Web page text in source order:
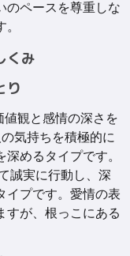
のペースを尊重しな
くみ
り
観と感情の深さを
気持ちを積極的に
めるタイプです。
誠実に行動し、深
イプです。愛情の表
すが、根っこにある